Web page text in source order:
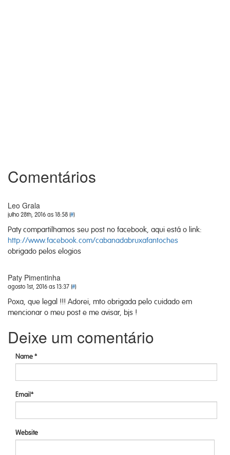
Comentários
Leo Grala
julho 28th, 2016 as 18:58 (#)
Paty compartilhamos seu post no facebook, aqui está o link:
http://www.facebook.com/cabanadabruxafantoches
obrigado pelos elogios
Paty Pimentinha
agosto 1st, 2016 as 13:37 (#)
Poxa, que legal !!! Adorei, mto obrigada pelo cuidado em
mencionar o meu post e me avisar, bjs !
Deixe um comentário
Name *
Email*
Website